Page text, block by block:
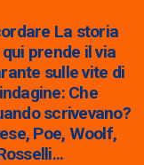
La storia
prende il via
sulle vite di
Che
scrivevano?
Poe, Woolf,